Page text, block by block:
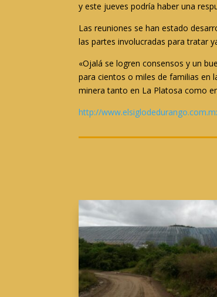
y este jueves podría haber una
Las reuniones se han estado
las partes involucradas para tratar
«Ojalá se logren consensos y un
para cientos o miles de familias en
minera tanto en La Platosa como
http://